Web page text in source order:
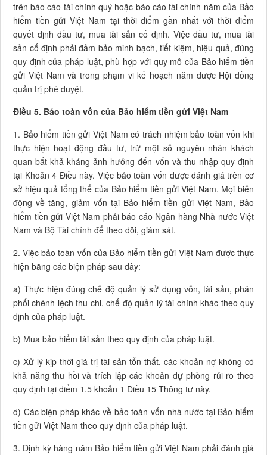
trên báo cáo tài chính quý hoặc báo cáo tài chính năm của Bảo
hiểm tiền gửi Việt Nam tại thời điểm gần nhất với thời điểm
quyết định đầu tư, mua tài sản cố định. Việc đầu tư, mua tài
sản cố định phải đảm bảo minh bạch, tiết kiệm, hiệu quả, đúng
quy định của pháp luật, phù hợp với quy mô của Bảo hiểm tiền
gửi Việt Nam và trong phạm vi kế hoạch năm được Hội đồng
quản trị phê duyệt.
Điều 5. Bảo toàn vốn của Bảo hiểm tiền gửi Việt Nam
1. Bảo hiểm tiền gửi Việt Nam có trách nhiệm bảo toàn vốn khi
thực hiện hoạt động đầu tư, trừ một số nguyên nhân khách
quan bất khả kháng ảnh hưởng đến vốn và thu nhập quy định
tại Khoản 4 Điều này. Việc bảo toàn vốn được đánh giá trên cơ
sở hiệu quả tổng thể của Bảo hiểm tiền gửi Việt Nam. Mọi biến
động về tăng, giảm vốn tại Bảo hiểm tiền gửi Việt Nam, Bảo
hiểm tiền gửi Việt Nam phải báo cáo Ngân hàng Nhà nước Việt
Nam và Bộ Tài chính để theo dõi, giám sát.
2. Việc bảo toàn vốn của Bảo hiểm tiền gửi Việt Nam được thực
hiện bằng các biện pháp sau đây:
a) Thực hiện đúng chế độ quản lý sử dụng vốn, tài sản, phân
phối chênh lệch thu chi, chế độ quản lý tài chính khác theo quy
định của pháp luật.
b) Mua bảo hiểm tài sản theo quy định của pháp luật.
c) Xử lý kịp thời giá trị tài sản tổn thất, các khoản nợ không có
khả năng thu hồi và trích lập các khoản dự phòng rủi ro theo
quy định tại điểm 1.5 khoản 1 Điều 15 Thông tư này.
d) Các biện pháp khác về bảo toàn vốn nhà nước tại Bảo hiểm
tiền gửi Việt Nam theo quy định của pháp luật.
3. Định kỳ hàng năm Bảo hiểm tiền gửi Việt Nam phải đánh giá